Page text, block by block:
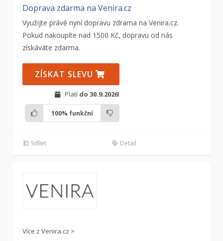
Doprava zdarma na Venira.cz
Využijte právě nyní dopravu zdrama na Venira.cz.
Pokud nakoupíte nad 1500 Kč, dopravu od nás
získáváte zdarma.
ZÍSKAT SLEVU
Platí do 30.9.2026!
100% funkční
Sdílet Detail
Více z Venira.cz >